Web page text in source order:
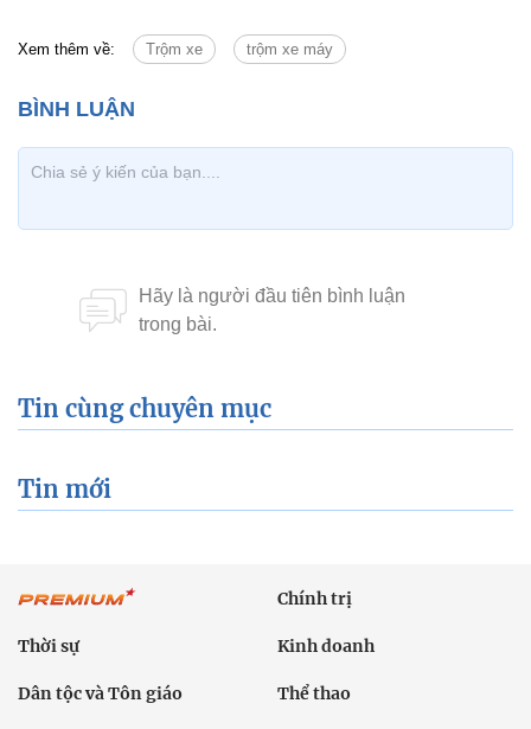
Xem thêm về: Trộm xe trộm xe máy
Tin cùng chuyên mục
Tin mới
Chính trị
Thời sự Kinh doanh
Dân tộc và Tôn giáo Thể thao